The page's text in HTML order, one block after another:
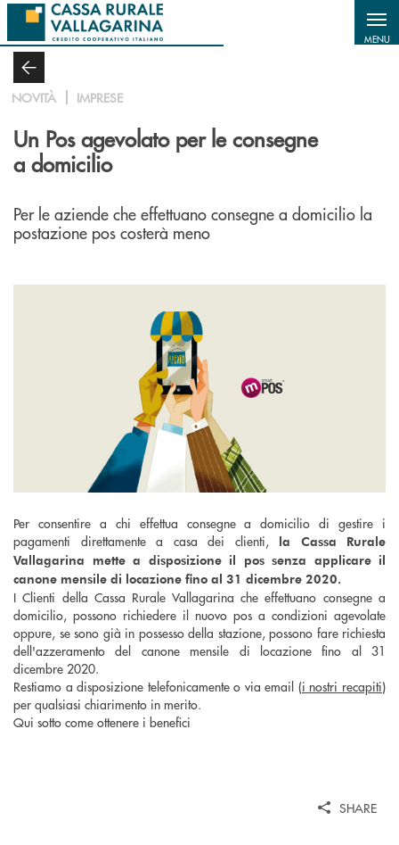
Salta al contenuto principale
MENU
NOVITÀ IMPRESE
Un Pos agevolato per le consegne
a domicilio
Per le aziende che effettuano consegne a domicilio la
postazione pos costerà meno
Per consentire a chi effettua consegne a domicilio di gestire i
pagamenti direttamente a casa dei clienti, la Cassa Rurale
Vallagarina mette a disposizione il pos senza applicare il
canone mensile di locazione fino al 31 dicembre 2020.
I Clienti della Cassa Rurale Vallagarina che effettuano consegne a
domicilio, possono richiedere il nuovo pos a condizioni agevolate
oppure, se sono già in possesso della stazione, possono fare richiesta
dell'azzeramento del canone mensile di locazione fino al 31
dicembre 2020.
Restiamo a disposizione telefonicamente o via email (i nostri recapiti)
per qualsiasi chiarimento in merito.
Qui sotto come ottenere i benefici
SHARE